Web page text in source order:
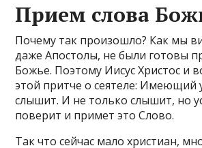
Прием слова
Почему так произошло? Как мы
даже Апостолы, не были готовы
Божье. Поэтому Иисус Христос и
этой притче о сеятеле: Имеющий
слышит. И не только слышит, но
поверит и примет это Слово.
Так что сейчас мало христиан,